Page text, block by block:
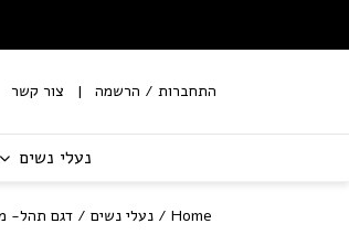
התחברות / הרשמה צור קשר
נעלי נשים
Home
/ נעלי נשים / דגם תהל-